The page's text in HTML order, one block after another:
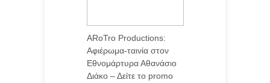
ARoTro Productions:
Αφιέρωμα-ταινία στον
Εθνομάρτυρα Αθανάσιο
Διάκο – Δείτε το promo